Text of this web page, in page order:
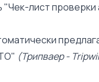
"Чек-лист проверки
(Трипваер -